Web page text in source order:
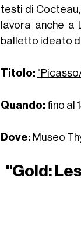
testi di
lavora anche a
balletto ideato
Titolo:
Quando: fino al
Dove: Museo
"Gold: